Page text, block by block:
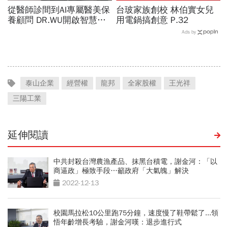
從醫師診間到AI專屬醫美保
養顧問 DR.WU開啟智慧養
台玻家族創校 林伯實女兒
用電鍋搞創意 P.32
Ads by
泰山企業 經營權 龍邦 全家股權
王光祥
三陽工業
延伸閱讀
中共封殺台灣農漁產品、抹黑台積電，謝金河：「以
商逼政」極致手段…籲政府「大氣魄」解決
2022-12-13
校園馬拉松10公里跑75分鐘，速度慢了鞋帶鬆了...領
悟年齡增長考驗，謝金河嘆：退步進行式